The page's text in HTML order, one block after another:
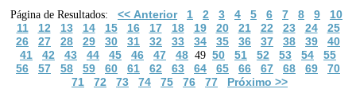
Página de Resultados: << Anterior 1 2 3 4 5 6 7 8 9
10
11
12 13 14 15 16 17 18 19 20 21 22 23 24
25
26
27 28 29 30 31 32 33 34 35 36 37 38 39
40
41
42 43 44 45 46 47 48 49 50 51 52 53 54
55
56
57 58 59 60 61 62 63 64 65 66 67 68 69
70
71
72 73 74 75 76 77 Próximo >>